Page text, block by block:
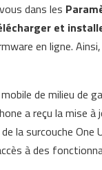
dans les
et
en ligne.
de milieu de
a reçu la mise à
la surcouche One
à des